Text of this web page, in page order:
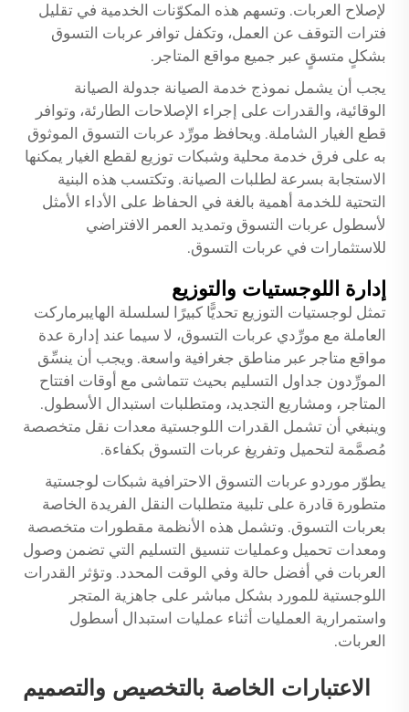
لإصلاح العربات. وتسهم هذه المكوّنات الخدمية في تقليل
فترات التوقف عن العمل، وتكفل توافر عربات التسوق
بشكلٍ متسقٍ عبر جميع مواقع المتاجر.
يجب أن يشمل نموذج خدمة الصيانة جدولة الصيانة
الوقائية، والقدرات على إجراء الإصلاحات الطارئة، وتوافر
قطع الغيار الشاملة. ويحافظ مورِّد عربات التسوق الموثوق
به على فرق خدمة محلية وشبكات توزيع لقطع الغيار يمكنها
الاستجابة بسرعة لطلبات الصيانة. وتكتسب هذه البنية
التحتية للخدمة أهمية بالغة في الحفاظ على الأداء الأمثل
لأسطول عربات التسوق وتمديد العمر الافتراضي
للاستثمارات في عربات التسوق.
إدارة اللوجستيات والتوزيع
تمثل لوجستيات التوزيع تحديًّا كبيرًا لسلسلة الهايبرماركت
العاملة مع مورِّدي عربات التسوق، لا سيما عند إدارة عدة
مواقع متاجر عبر مناطق جغرافية واسعة. ويجب أن ينسِّق
المورِّدون جداول التسليم بحيث تتماشى مع أوقات افتتاح
المتاجر، ومشاريع التجديد، ومتطلبات استبدال الأسطول.
وينبغي أن تشمل القدرات اللوجستية معدات نقل متخصصة
مُصمَّمة لتحميل وتفريغ عربات التسوق بكفاءة.
يطوّر موردو عربات التسوق الاحترافية شبكات لوجستية
متطورة قادرة على تلبية متطلبات النقل الفريدة الخاصة
بعربات التسوق. وتشمل هذه الأنظمة مقطورات متخصصة
ومعدات تحميل وعمليات تنسيق التسليم التي تضمن وصول
العربات في أفضل حالة وفي الوقت المحدد. وتؤثر القدرات
اللوجستية للمورد بشكل مباشر على جاهزية المتجر
واستمرارية العمليات أثناء عمليات استبدال أسطول
العربات.
الاعتبارات الخاصة بالتخصيص والتصميم